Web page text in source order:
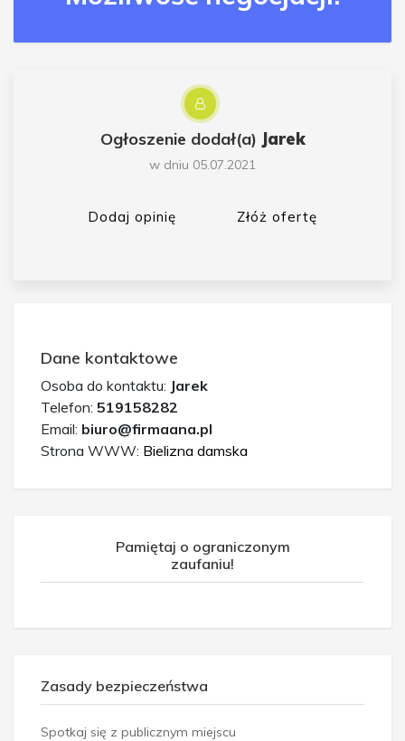
Ogłoszenie dodał(a) Jarek
w dniu 05.07.2021
Dodaj opinię Złóż ofertę
Dane kontaktowe
Osoba do kontaktu: Jarek
Telefon: 519158282
Email: biuro@firmaana.pl
Strona WWW: Bielizna damska
Pamiętaj o ograniczonym
zaufaniu!
Zasady bezpieczeństwa
Spotkaj się z publicznym miejscu